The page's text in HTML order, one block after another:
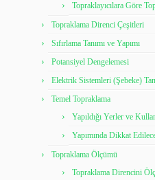
Topraklayıcılara Göre
Topraklama Direnci Çeşitleri
Sıfırlama Tanımı ve Yapımı
Potansiyel Dengelemesi
Elektrik Sistemleri (Şebeke)
Temel Topraklama
Yapıldığı Yerler ve
Yapımında Dikkat
Topraklama Ölçümü
Topraklama Direncini